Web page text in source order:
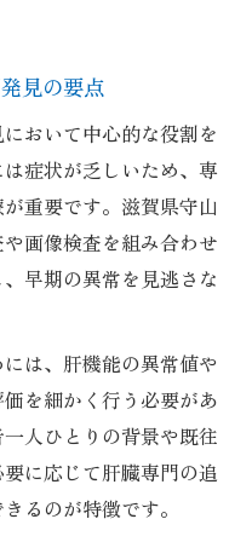
器内科の生活指導
硬変予防と消化器内
肝臓健康管理の方法
査を消化器内科で相
科の選び方
すべき肝硬変対応力
がる消化器内科の条
化器内科の特徴
臓疾患診療に不可
見の要点
おいて中心的な役割を
症状が乏しいため、専
重要です。滋賀県守山
画像検査を組み合わせ
早期の異常を見逃さな
は、肝機能の異常値や
を細かく行う必要があ
人ひとりの背景や既往
に応じて肝臓専門の追
るのが特徴です。